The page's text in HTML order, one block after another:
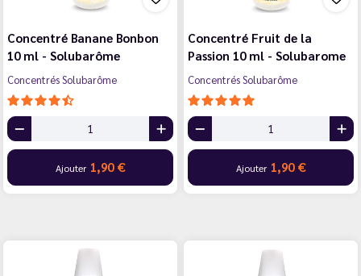
Concentré Banane Bonbon
10 ml - Solubarôme
Concentrés Solubarôme
Ajouter 1,90 €
Concentré Fruit de la
Passion 10 ml - Solubarome
Concentrés Solubarôme
Ajouter 1,90 €